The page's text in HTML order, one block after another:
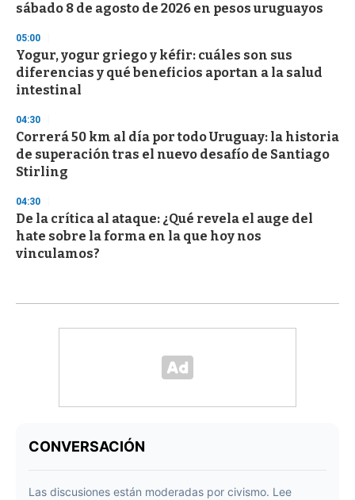
sábado 8 de agosto de 2026 en pesos uruguayos
05:00
Yogur, yogur griego y kéfir: cuáles son sus
diferencias y qué beneficios aportan a la salud
intestinal
04:30
Correrá 50 km al día por todo Uruguay: la historia
de superación tras el nuevo desafío de Santiago
Stirling
04:30
De la crítica al ataque: ¿Qué revela el auge del
hate sobre la forma en la que hoy nos
vinculamos?